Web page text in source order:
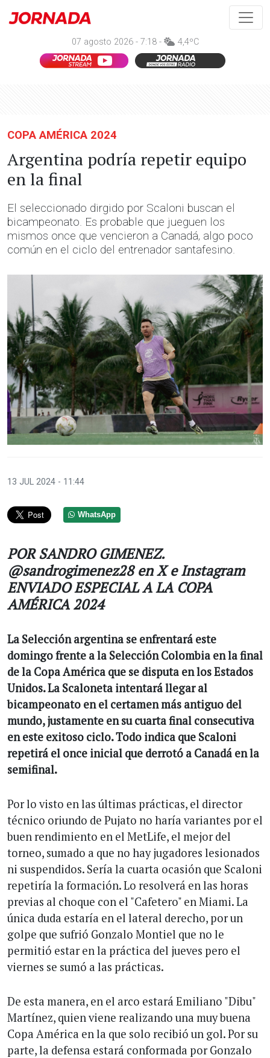
07 agosto 2026 - 7:18 - 4,4ºC
COPA AMÉRICA 2024
Argentina podría repetir equipo
en la final
El seleccionado dirgido por Scaloni buscan el
bicampeonato. Es probable que jueguen los
mismos once que vencieron a Canadá, algo poco
común en el ciclo del entrenador santafesino.
13 JUL 2024 - 11:44
WhatsApp
POR SANDRO GIMENEZ.
@sandrogimenez28 en X e Instagram
ENVIADO ESPECIAL A LA COPA
AMÉRICA 2024
La Selección argentina se enfrentará este
domingo frente a la Selección Colombia en la final
de la Copa América que se disputa en los Estados
Unidos. La Scaloneta intentará llegar al
bicampeonato en el certamen más antiguo del
mundo, justamente en su cuarta final consecutiva
en este exitoso ciclo. Todo indica que Scaloni
repetirá el once inicial que derrotó a Canadá en la
semifinal.
Por lo visto en las últimas prácticas, el director
técnico oriundo de Pujato no haría variantes por el
buen rendimiento en el MetLife, el mejor del
torneo, sumado a que no hay jugadores lesionados
ni suspendidos. Sería la cuarta ocasión que Scaloni
repetiría la formación. Lo resolverá en las horas
previas al choque con el "Cafetero" en Miami. La
única duda estaría en el lateral derecho, por un
golpe que sufrió Gonzalo Montiel que no le
permitió estar en la práctica del jueves pero el
viernes se sumó a las prácticas.
De esta manera, en el arco estará Emiliano "Dibu"
Martínez, quien viene realizando una muy buena
Copa América en la que solo recibió un gol. Por su
parte, la defensa estará conformada por Gonzalo